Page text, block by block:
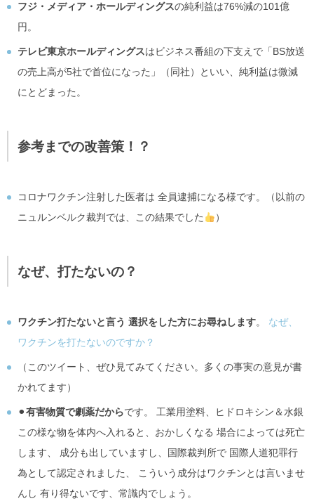
フジ・メディア・ホールディングスの純利益は76%減の101億
円。
テレビ東京ホールディングスはビジネス番組の下支えで「BS放送
の売上高が5社で首位になった」（同社）といい、純利益は微減
にとどまった。
参考までの改善策！？
コロナワクチン注射した医者は 全員逮捕になる様です。（以前の
ニュルンベルク裁判では、この結果でした
）
なぜ、打たないの？
ワクチン打たないと言う 選択をした方にお尋ねします。 なぜ、
ワクチンを打たないのですか？
（このツイート、ぜひ見てみてください。多くの事実の意見が書
かれてます）
⚫︎有害物質で劇薬だからです。 工業用塗料、ヒドロキシン＆水銀
この様な物を体内へ入れると、おかしくなる 場合によっては死亡
します、 成分も出していますし、国際裁判所で 国際人道犯罪行
為として認定されました、 こういう成分はワクチンとは言いませ
んし 有り得ないです、常識内でしょう。